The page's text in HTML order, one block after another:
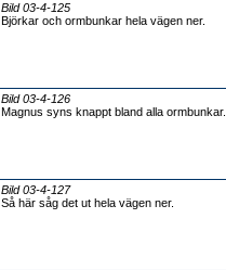
Bild 03-4-125
Björkar och ormbunkar hela vägen ner.
Bild 03-4-126
Magnus syns knappt bland alla ormbunkar.
Bild 03-4-127
Så här såg det ut hela vägen ner.